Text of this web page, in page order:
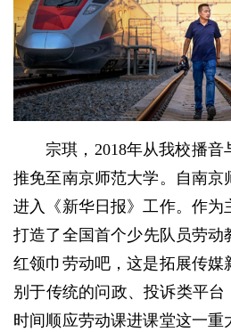
宗琪，2018年从我校播
推免至南京师范大学。自南京
进入《新华日报》工作。作为
打造了全国首个少先队员劳
红领巾劳动吧，这是拓展传媒
别于传统的问政、投诉类平台
时间顺应劳动课进课堂这一重